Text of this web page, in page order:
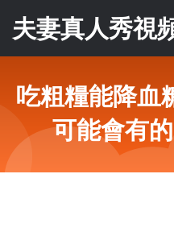
夫妻真人秀視
吃粗糧能降血
可能會有